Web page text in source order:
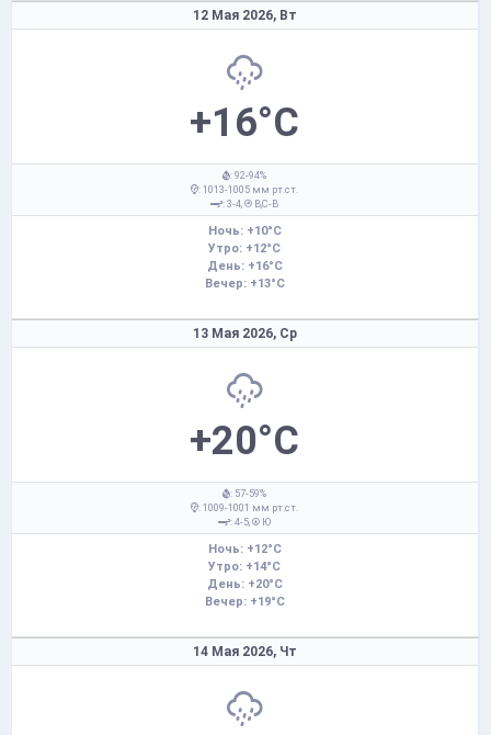
12 Мая 2026, Вт
+16°C
: 92-94%
: 1013-1005 мм рт.ст.
: 3-4,
В,С-В
Ночь: +10°C
Утро: +12°C
День: +16°C
Вечер: +13°C
13 Мая 2026, Ср
+20°C
: 57-59%
: 1009-1001 мм рт.ст.
: 4-5,
Ю
Ночь: +12°C
Утро: +14°C
День: +20°C
Вечер: +19°C
14 Мая 2026, Чт